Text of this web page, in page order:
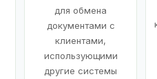
для обмена
документами с
клиентами,
использующими
другие системы